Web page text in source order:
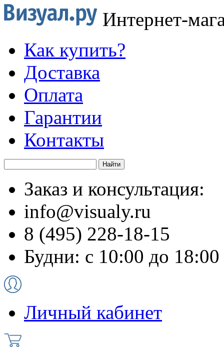
Интернет-
Как купить?
Доставка
Оплата
Гарантии
Контакты
Заказ и консультация:
info@visualy.ru
8 (495) 228-18-15
Будни: с 10:00 до 18:00
Личный кабинет